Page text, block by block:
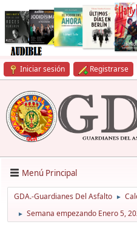
Iniciar sesión Registrarse
Menú Principal
GDA.-Guardianes Del Asfalto ►
► Semana empezando Enero 5,